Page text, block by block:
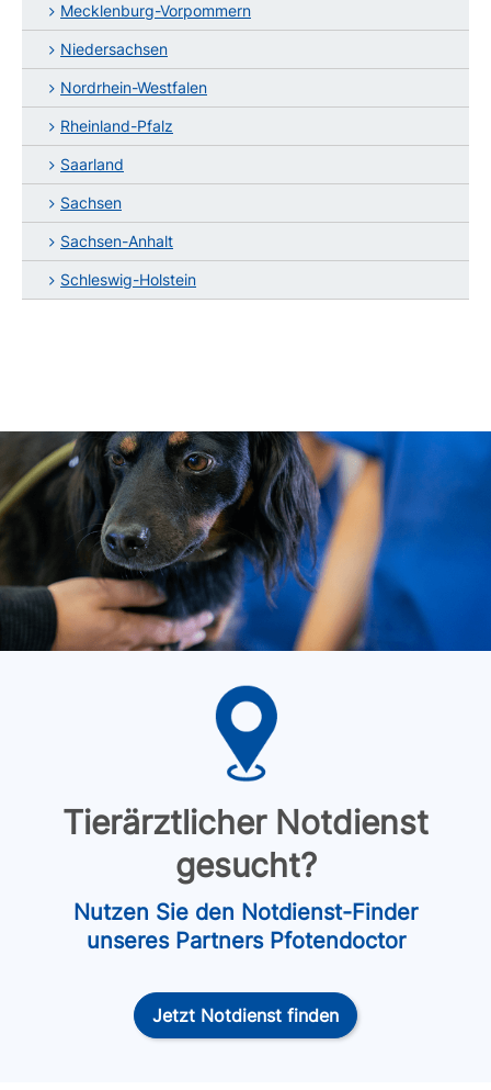
Mecklenburg-Vorpommern
Niedersachsen
Nordrhein-Westfalen
Rheinland-Pfalz
Saarland
Sachsen
Sachsen-Anhalt
Schleswig-Holstein
Tierärztlicher Notdienst
gesucht?
Nutzen Sie den Notdienst-Finder
unseres Partners Pfotendoctor
Jetzt Notdienst finden